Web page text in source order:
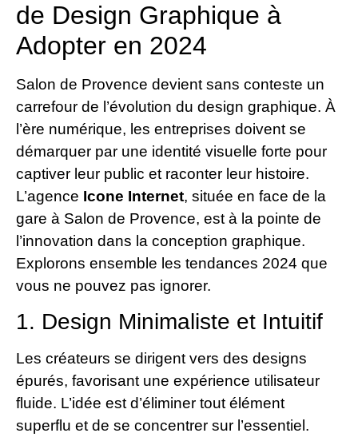
de Design Graphique à
Adopter en 2024
Salon de Provence devient sans conteste un
carrefour de l’évolution du design graphique. À
l’ère numérique, les entreprises doivent se
démarquer par une identité visuelle forte pour
captiver leur public et raconter leur histoire.
L’agence Icone Internet, située en face de la
gare à Salon de Provence, est à la pointe de
l’innovation dans la conception graphique.
Explorons ensemble les tendances 2024 que
vous ne pouvez pas ignorer.
1. Design Minimaliste et Intuitif
Les créateurs se dirigent vers des designs
épurés, favorisant une expérience utilisateur
fluide. L’idée est d’éliminer tout élément
superflu et de se concentrer sur l’essentiel.